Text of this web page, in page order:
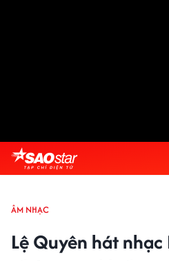
ÂM NHẠC
Lệ Quyên hát